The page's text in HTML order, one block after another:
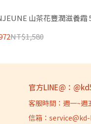
山茶花豐潤滋養霜
NT$1,580
官方LINE@：
客服時間：週一~週
信箱：